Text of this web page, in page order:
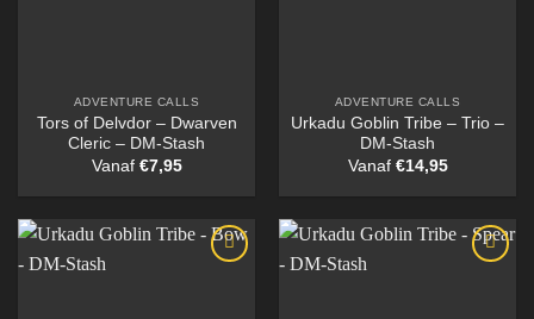
ADVENTURE CALLS
Tors of Delvdor – Dwarven
Cleric – DM-Stash
Vanaf €7,95
ADVENTURE CALLS
Urkadu Goblin Tribe – Trio –
DM-Stash
Vanaf €14,95